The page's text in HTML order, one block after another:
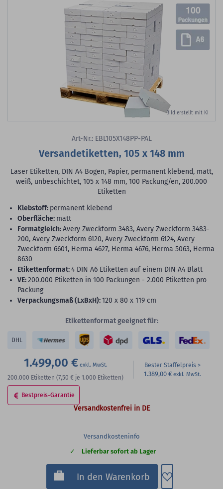
Bild erstellt mit KI
100
Art-Nr.: EBL105X148PP-PAL
Versandetiketten, 105 x 148 mm
Laser Etiketten, DIN A4 Bogen, Papier, permanent klebend, matt,
weiß, unbeschichtet, 105 x 148 mm, 100 Packung/en, 200.000
Etiketten
Klebstoff: permanent klebend
Oberfläche: matt
Formatgleich:Avery Zweckform 3483, Avery Zweckform 3483-
200, Avery Zweckform 6120, Avery Zweckform 6124, Avery
Zweckform 6601, Herma 4627, Herma 4676, Herma 5063, Herma
8630
Etikettenformat:4 DIN A6 Etiketten auf einem DIN A4 Blatt
VE:200.000 Etiketten in 100 Packungen - 2.000 Etiketten pro
Packung
Verpackungsmaß (LxBxH):120 x 80 x 119 cm
Etikettenformat geeignet für:
DHL
1.499,00 €
200.000 Etiketten (7,50 € je 1.000 Etiketten)
Bester Staffelpreis
1.389,00 €
Bestpreis-Garantie
Versandkostenfrei in DE
Versandkosteninfo
Lieferbar sofort ab Lager
In den Warenkorb Zum